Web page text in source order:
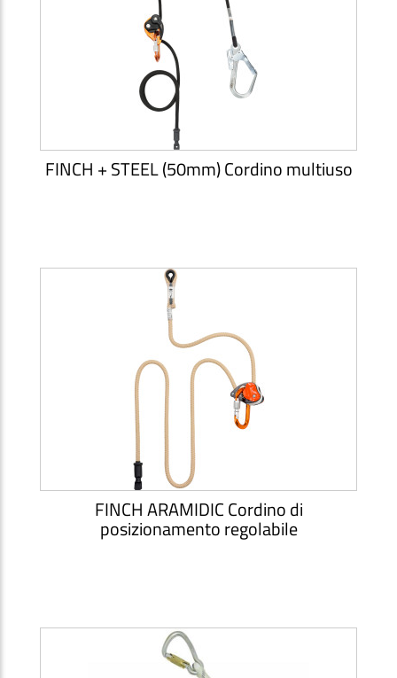
FINCH + STEEL (50mm) Cordino multiuso
FINCH ARAMIDIC Cordino di
posizionamento regolabile